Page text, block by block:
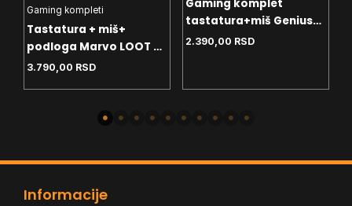
Gaming kompleti
Tastatura + miš+
podloga Marvo LOOT 30
CM310 Black
3.790,00 RSD
Gaming komplet
tastatura+miš Genius
SCORPION KM-GX6 US
2.390,00 RSD
Informacije